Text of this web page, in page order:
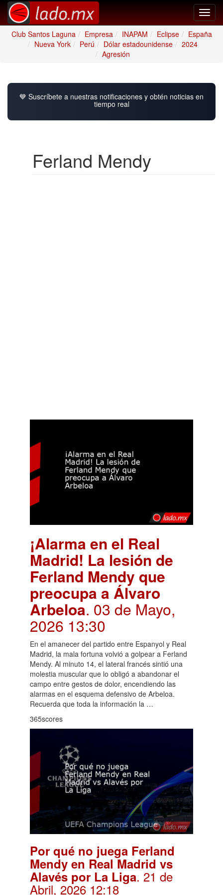
Club Santos Laguna
Empresa INAPAM Eclipse
España
Nueva York
Perú Dólar estadounidense
2024
Agresión
💙 Suscríbete a nuestras notificaciones y obtén noticias en
tiempo real
Ferland Mendy
¡Alarma en el Real
Madrid! La lesión de
Ferland Mendy que
preocupa a Álvaro
Arbeloa. 03 de Mayo,
2026 13:30
En el amanecer del partido entre Espanyol y Real
Madrid, la mala fortuna volvió a golpear a Ferland
Mendy. Al minuto 14, el lateral francés sintió una
molestia muscular que lo obligó a abandonar el
campo entre gestos de dolor, encendiendo las
alarmas en el esquema defensivo de Arbeloa.
Recuerda que toda la información la …
365scores
Por qué no juega Ferland
Mendy en Real Madrid vs
Alavés por La Liga. 21 de
Abril, 2026 12:18